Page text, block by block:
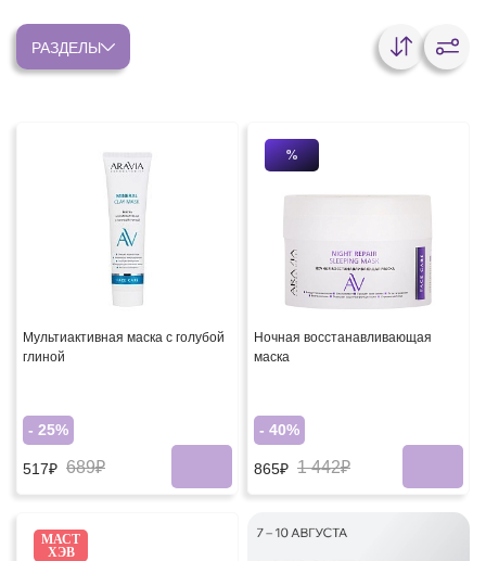
РАЗДЕЛЫ
Мультиактивная маска с голубой
глиной
- 25%
517₽ 689₽
%
Ночная восстанавливающая
маска
- 40%
865₽ 1 442₽
МАСТ
ХЭВ